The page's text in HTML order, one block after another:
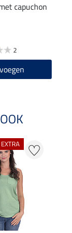
capuchon
2